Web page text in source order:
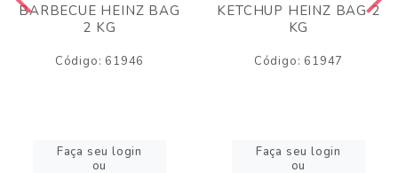
BARBECUE HEINZ BAG
2 KG
Código: 61946
Faça seu login
ou
KETCHUP HEINZ BAG 2
KG
Código: 61947
Faça seu login
ou